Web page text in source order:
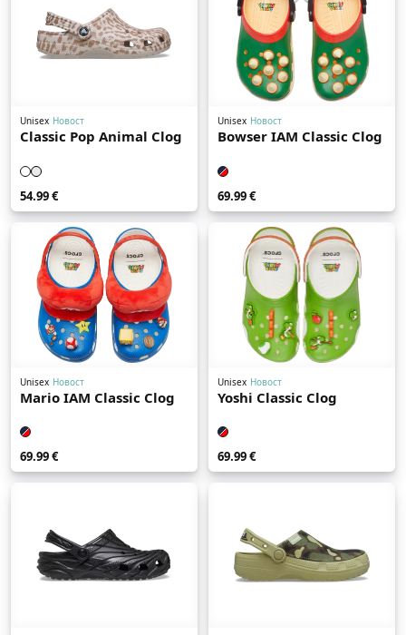
Unisex Новост
Classic Pop Animal Clog
54.99 €
Unisex Новост
Bowser IAM Classic Clog
69.99 €
Unisex Новост
Mario IAM Classic Clog
69.99 €
Unisex Новост
Yoshi Classic Clog
69.99 €